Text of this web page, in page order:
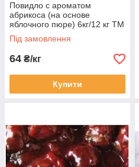
Повидло с ароматом
абрикоса (на основе
яблочного пюре) 6кг/12 кг ТМ
Віліс
Під замовлення
64 ₴/кг
Купити